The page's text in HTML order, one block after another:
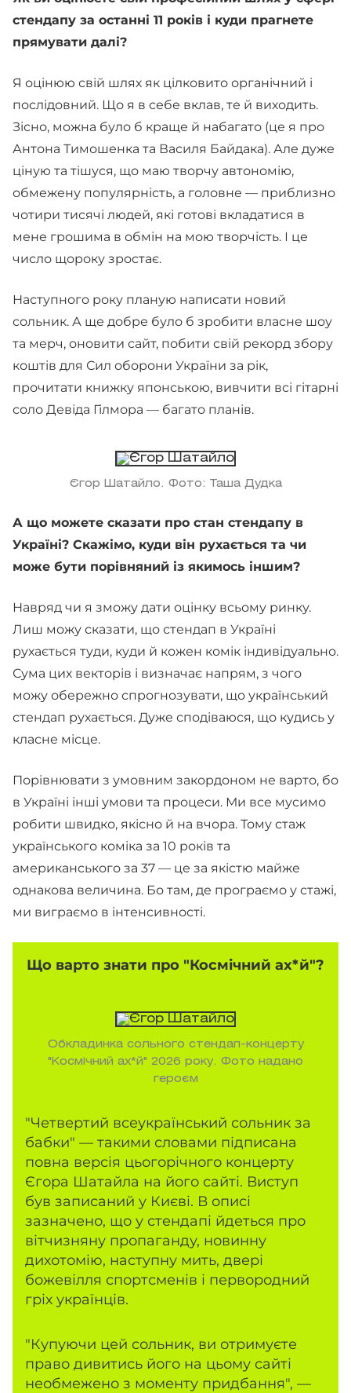
стендапу за останні 11 років і куди прагнете
прямувати далі?
Я оцінюю свій шлях як цілковито органічний і
послідовний. Що я в себе вклав, те й виходить.
Зісно, можна було б краще й набагато (це я про
Антона Тимошенка та Василя Байдака). Але дуже
ціную та тішуся, що маю творчу автономію,
обмежену популярність, а головне — приблизно
чотири тисячі людей, які готові вкладатися в
мене грошима в обмін на мою творчість. І це
число щороку зростає.
Наступного року планую написати новий
сольник. А ще добре було б зробити власне шоу
та мерч, оновити сайт, побити свій рекорд збору
коштів для Сил оборони України за рік,
прочитати книжку японською, вивчити всі гітарні
соло Девіда Гілмора — багато планів.
Єгор Шатайло. Фото: Таша Дудка
А що можете сказати про стан стендапу в
Україні? Скажімо, куди він рухається та чи
може бути порівняний із якимось іншим?
Навряд чи я зможу дати оцінку всьому ринку.
Лиш можу сказати, що стендап в Україні
рухається туди, куди й кожен комік індивідуально.
Сума цих векторів і визначає напрям, з чого
можу обережно спрогнозувати, що український
стендап рухається. Дуже сподіваюся, що кудись у
класне місце.
Порівнювати з умовним закордоном не варто, бо
в Україні інші умови та процеси. Ми все мусимо
робити швидко, якісно й на вчора. Тому стаж
українського коміка за 10 років та
американського за 37 — це за якістю майже
однакова величина. Бо там, де програємо у стажі,
ми виграємо в інтенсивності.
Що варто знати про "Космічний ах*й"?
Обкладинка сольного стендап-концерту
"Космічний ах*й" 2026 року. Фото надано
героєм
"Четвертий всеукраїнський сольник за
бабки" — такими словами підписана
повна версія цьогорічного концерту
Єгора Шатайла на його сайті. Виступ
був записаний у Києві. В описі
зазначено, що у стендапі йдеться про
вітчизняну пропаганду, новинну
дихотомію, наступну мить, двері
божевілля спортсменів і первородний
гріх українців.
"Купуючи цей сольник, ви отримуєте
право дивитись його на цьому сайті
необмежено з моменту придбання", —